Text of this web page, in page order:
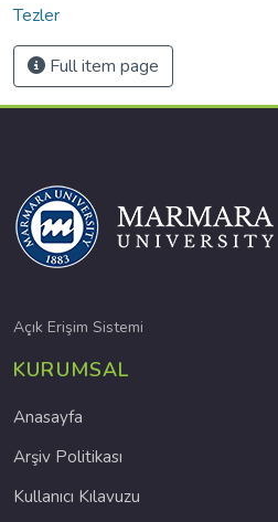
Tezler
Full item page
Açık Erişim Sistemi
KURUMSAL
Anasayfa
Arşiv Politikası
Kullanıcı Kılavuzu